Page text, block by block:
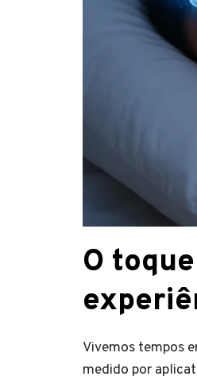
O
Vivemos tempos
medido por